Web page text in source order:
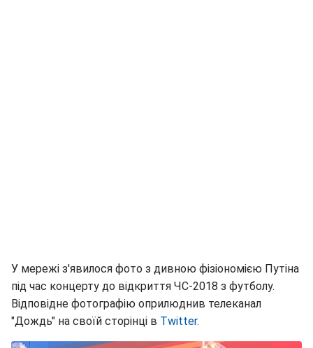
У мережі з'явилося фото з дивною фізіономією Путіна
під час концерту до відкриття ЧС-2018 з футболу.
Відповідне фотографію оприлюднив телеканал
"Дождь" на своїй сторінці в Twitter.